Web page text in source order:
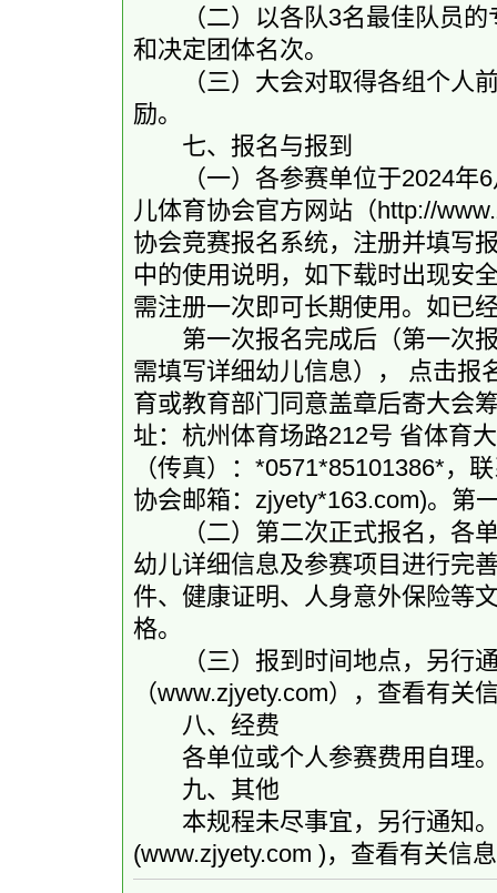
（二）以各队3名最佳队员的
和决定团体名次。
（三）大会对取得各组个人前
励。
七、报名与报到
（一）各参赛单位于2024年6
儿体育协会官方网站（http://
协会竞赛报名系统，注册并填写
中的使用说明，如下载时出现安
需注册一次即可长期使用。如已
第一次报名完成后（第一次报
需填写详细幼儿信息）， 点击报
育或教育部门同意盖章后寄大会
址：杭州体育场路212号 省体育
（传真）：*0571*85101386*
协会邮箱：zjyety*163.com)。第
（二）第二次正式报名，各单
幼儿详细信息及参赛项目进行完
件、健康证明、人身意外保险等
格。
（三）报到时间地点，另行通
（www.zjyety.com），查看有关
八、经费
各单位或个人参赛费用自理
九、其他
本规程未尽事宜，另行通知。
(www.zjyety.com )，查看有关信